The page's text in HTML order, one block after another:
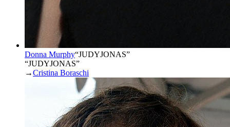
Donna Murphy“JUDYJONAS”
“JUDYJONAS”
→Cristina Boraschi